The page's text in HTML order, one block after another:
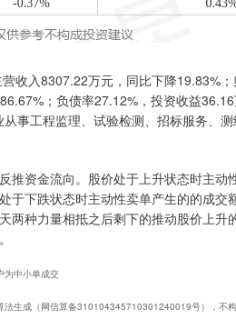
收入8307.22万元，同比下降19.83%
；负债率27.12%，投资收益
事工程监理、试验检测、招标服务、
推资金流向。股价处于上升状态时主
于下跌状态时主动性卖单产生的的成
两种力量相抵之后剩下的推动股价上
为中小单成交
生成（网信算备310104345710301240019号），不构